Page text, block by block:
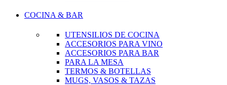
COCINA & BAR
UTENSILIOS DE COCINA
ACCESORIOS PARA VINO
ACCESORIOS PARA BAR
PARA LA MESA
TERMOS & BOTELLAS
MUGS, VASOS & TAZAS